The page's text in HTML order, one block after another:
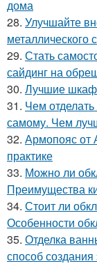
дома
28. Улучшайте
металлического
29. Стать
сайдинг на
30. Лучшие
31. Чем
самому. Чем
32. Армопояс от
практике
33. Можно ли
Преимущества
34. Стоит ли
Особенности
35. Отделка
способ создания